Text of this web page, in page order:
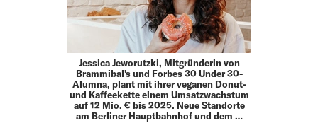
Jessica Jeworutzki, Mitgründerin von
Brammibal's und Forbes 30 Under 30-
Alumna, plant mit ihrer veganen Donut-
und Kaffeekette einem Umsatzwachstum
auf 12 Mio. € bis 2025. Neue Standorte
am Berliner Hauptbahnhof und dem …